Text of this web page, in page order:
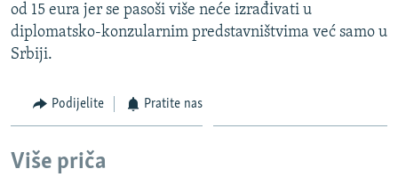
TV LIBERTY
POST SCRIPTUM
TRI DECENIJE OD RATA U BIH
NASTANAK I RASPAD JUGOSLAVIJE
Sve RFE/RL stranice
od 15 eura jer se pasoši više neće izrađivati u
diplomatsko-konzularnim predstavništvima već samo u
Srbiji.
Podijelite Pratite nas
Više priča